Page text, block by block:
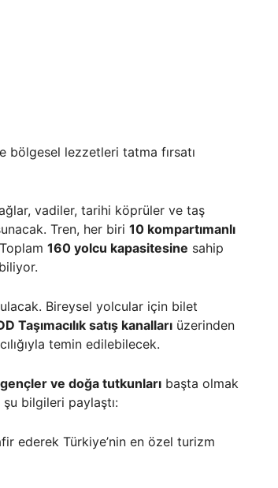
bölgesel lezzetleri tatma fırsatı
vadiler, tarihi köprüler ve taş
Tren, her biri 10 kompartımanlı
160 yolcu kapasitesine sahip
Bireysel yolcular için bilet
Taşımacılık satış kanalları üzerinden
temin edilebilecek.
gençler ve doğa tutkunları başta olmak
bilgileri paylaştı:
ederek Türkiye’nin en özel turizm